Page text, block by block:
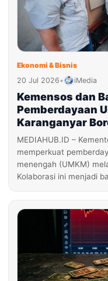
Ekonomi & Bisnis
20 Jul 2026• iMedia
Kemensos dan
Pemberdayaan
Karanganyar
MEDIAHUB.ID –
memperkuat
menengah (UMKM)
Kolaborasi ini menjadi